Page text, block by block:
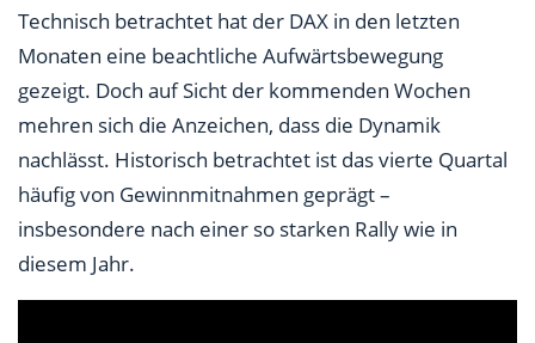
Technisch betrachtet hat der DAX in den letzten
Monaten eine beachtliche Aufwärtsbewegung
gezeigt. Doch auf Sicht der kommenden Wochen
mehren sich die Anzeichen, dass die Dynamik
nachlässt. Historisch betrachtet ist das vierte Quartal
häufig von Gewinnmitnahmen geprägt –
insbesondere nach einer so starken Rally wie in
diesem Jahr.